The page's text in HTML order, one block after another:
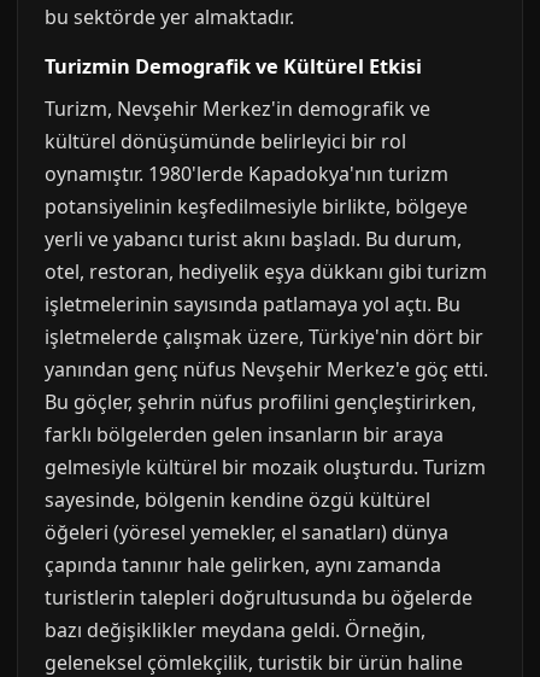
bu sektörde yer almaktadır.
Turizmin Demografik ve Kültürel Etkisi
Turizm, Nevşehir Merkez'in demografik ve
kültürel dönüşümünde belirleyici bir rol
oynamıştır. 1980'lerde Kapadokya'nın turizm
potansiyelinin keşfedilmesiyle birlikte, bölgeye
yerli ve yabancı turist akını başladı. Bu durum,
otel, restoran, hediyelik eşya dükkanı gibi turizm
işletmelerinin sayısında patlamaya yol açtı. Bu
işletmelerde çalışmak üzere, Türkiye'nin dört bir
yanından genç nüfus Nevşehir Merkez'e göç etti.
Bu göçler, şehrin nüfus profilini gençleştirirken,
farklı bölgelerden gelen insanların bir araya
gelmesiyle kültürel bir mozaik oluşturdu. Turizm
sayesinde, bölgenin kendine özgü kültürel
öğeleri (yöresel yemekler, el sanatları) dünya
çapında tanınır hale gelirken, aynı zamanda
turistlerin talepleri doğrultusunda bu öğelerde
bazı değişiklikler meydana geldi. Örneğin,
geleneksel çömlekçilik, turistik bir ürün haline